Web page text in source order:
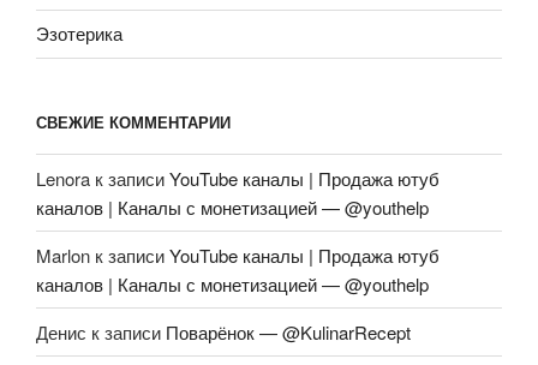
Эзотерика
СВЕЖИЕ КОММЕНТАРИИ
Lenora к записиYouTube каналы | Продажа ютуб
каналов | Каналы с монетизацией — @youthelp
Marlon к записиYouTube каналы | Продажа ютуб
каналов | Каналы с монетизацией — @youthelp
Денис к записи Поварёнок — @KulinarRecept